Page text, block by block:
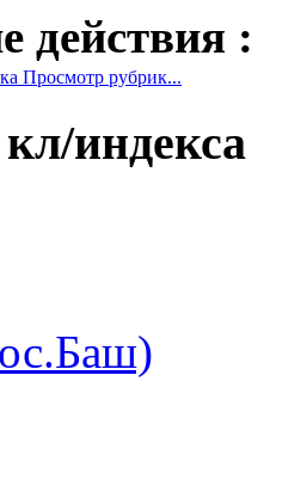
действия :
Просмотр рубрик...
индекса